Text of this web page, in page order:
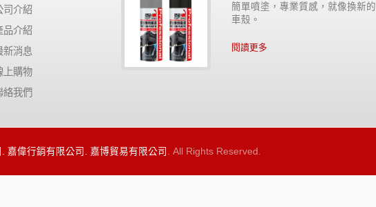
司介紹
品介紹
新消息
上購物
絡我們
供零配件極佳的潤滑
。
簡單噴塗，專業質感，就像換新的
車殼。
閱讀更多
嘉偉行銷有限公司. 嘉博貿易有限公司 . All Rights Reserved.